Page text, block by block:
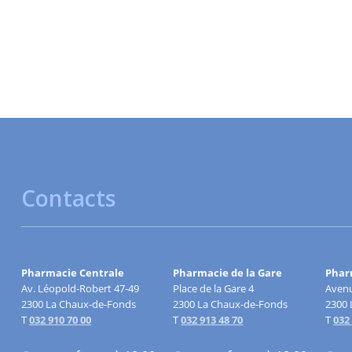
Contacts
Pharmacie Centrale
Av. Léopold-Robert 47-49
2300 La Chaux-de-Fonds
T032 910 70 00
Pharmacie de la Gare
Place de la Gare 4
2300 La Chaux-de-Fonds
T032 913 48 70
2300
T032